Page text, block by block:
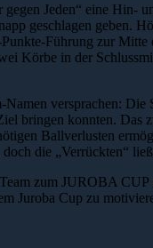
Jeden“ eine
geschlagen geben.
Führung zur
Körbe in der
versprachen:
bringen konnten. Das
Ballverlusten
die „Verrückten“
zum JUROBA
Juroba Cup zu